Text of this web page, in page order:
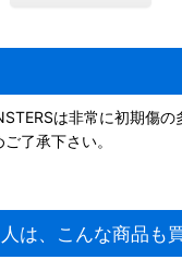
は非常に初期傷の
了承下さい。
は、こんな商品も